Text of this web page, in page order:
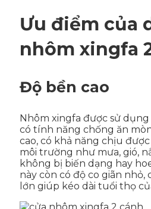
Ưu điểm của
nhôm xingfa
Độ bền cao
Nhôm xingfa được sử
có tính năng chống ăn
cao, có khả năng chịu
môi trường như mưa, gió,
không bị biến dạng hay
này còn có độ co giãn
lớn giúp kéo dài tuổi thọ